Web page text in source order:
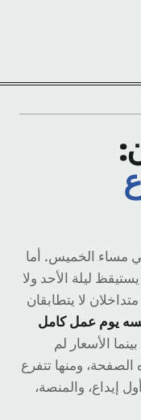
مساء الخميس. أما
ليلة الأحد ولا
لا يتطابقان
يوم عمل كامل
الأسعار لم
ومنها تتفرع
إيداع، والمنصة،